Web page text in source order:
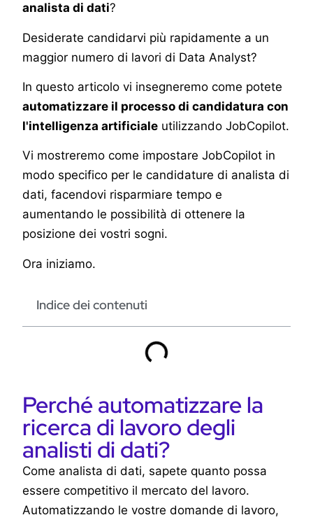
analista di dati?
Desiderate candidarvi più rapidamente a un
maggior numero di lavori di Data Analyst?
In questo articolo vi insegneremo come potete
automatizzare il processo di candidatura con
l'intelligenza artificiale utilizzando JobCopilot.
Vi mostreremo come impostare JobCopilot in
modo specifico per le candidature di analista di
dati, facendovi risparmiare tempo e
aumentando le possibilità di ottenere la
posizione dei vostri sogni.
Ora iniziamo.
Indice dei contenuti
Perché automatizzare la
ricerca di lavoro degli
analisti di dati?
Come analista di dati, sapete quanto possa
essere competitivo il mercato del lavoro.
Automatizzando le vostre domande di lavoro,